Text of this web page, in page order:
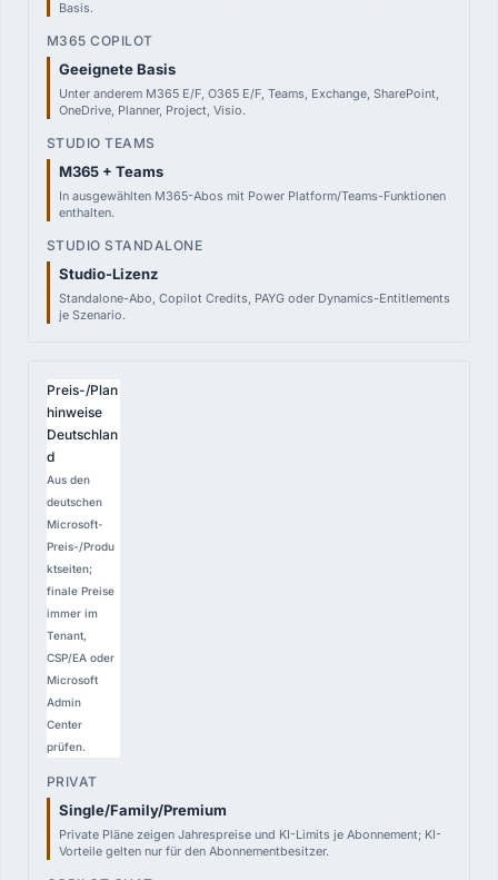
Basis.
Geeignete Basis
Unter anderem M365 E/F, O365 E/F, Teams, Exchange, SharePoint,
OneDrive, Planner, Project, Visio.
M365 + Teams
In ausgewählten M365-Abos mit Power Platform/Teams-Funktionen
enthalten.
Studio-Lizenz
Standalone-Abo, Copilot Credits, PAYG oder Dynamics-Entitlements
je Szenario.
Preis-/Plan
hinweise
Deutschlan
d
Aus den
deutschen
Microsoft-
Preis-/Produ
ktseiten;
finale Preise
immer im
Tenant,
CSP/EA oder
Microsoft
Admin
Center
prüfen.
Single/Family/Premium
Private Pläne zeigen Jahrespreise und KI-Limits je Abonnement; KI-
Vorteile gelten nur für den Abonnementbesitzer.